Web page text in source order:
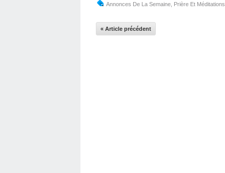
Annonces De La Semaine Prière Et Méditations
« Article précédent